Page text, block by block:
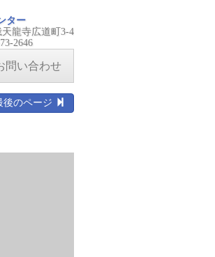
ター
龍寺広道町3-4
2646
問い合わせ
後のページ